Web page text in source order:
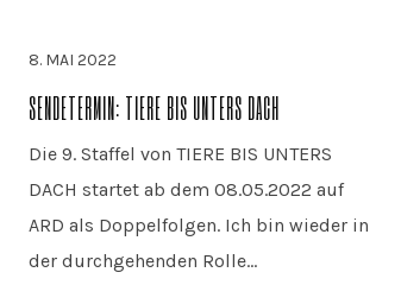
8. MAI 2022
SENDETERMIN: TIERE BIS UNTERS DACH
Die 9. Staffel von TIERE BIS UNTERS
DACH startet ab dem 08.05.2022 auf
ARD als Doppelfolgen. Ich bin wieder in
der durchgehenden Rolle...